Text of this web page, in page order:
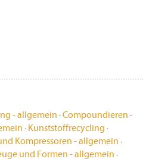
- allgemein ·Compoundieren ·
· Kunststoffrecycling ·
Kompressoren - allgemein ·
und Formen - allgemein ·